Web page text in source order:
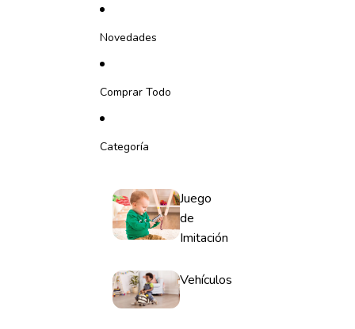
Novedades
Comprar Todo
Categoría
Juego
de
Imitación
Vehículos